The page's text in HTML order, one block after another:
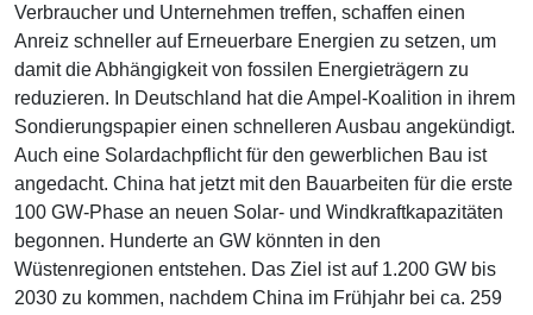
Verbraucher und Unternehmen treffen, schaffen einen
Anreiz schneller auf Erneuerbare Energien zu setzen, um
damit die Abhängigkeit von fossilen Energieträgern zu
reduzieren. In Deutschland hat die Ampel-Koalition in ihrem
Sondierungspapier einen schnelleren Ausbau angekündigt.
Auch eine Solardachpflicht für den gewerblichen Bau ist
angedacht. China hat jetzt mit den Bauarbeiten für die erste
100 GW-Phase an neuen Solar- und Windkraftkapazitäten
begonnen. Hunderte an GW könnten in den
Wüstenregionen entstehen. Das Ziel ist auf 1.200 GW bis
2030 zu kommen, nachdem China im Frühjahr bei ca. 259